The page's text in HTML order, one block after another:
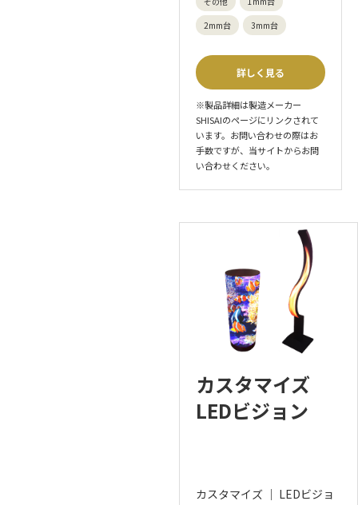
2mm台
3mm台
詳しく見る
※製品詳細は製造メーカー
SHISAIのページにリンクされて
います。お問い合わせの際はお
手数ですが、当サイトからお問
い合わせください。
カスタマイズ
LEDビジョン
カスタマイズ ｜ LEDビジョ